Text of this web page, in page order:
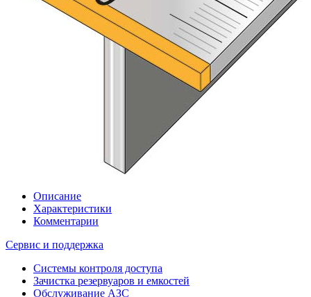
Описание
Характеристики
Комментарии
Сервис и поддержка
Системы контроля доступа
Зачистка резервуаров и емкостей
Обслуживание АЗС